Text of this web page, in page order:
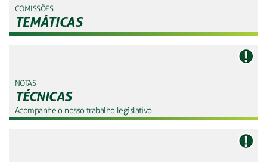
COMISSÕES
TEMÁTICAS
NOTAS
TÉCNICAS
Acompanhe o nosso trabalho legislativo